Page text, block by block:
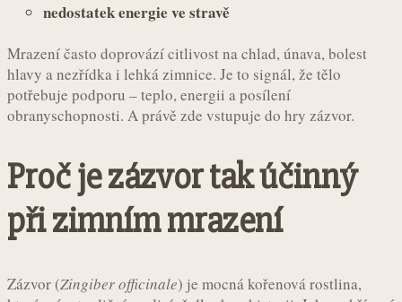
nedostatek energie ve stravě
Mrazení často doprovází citlivost na chlad, únava, bolest
hlavy a nezřídka i lehká zimnice. Je to signál, že tělo
potřebuje podporu – teplo, energii a posílení
obranyschopnosti. A právě zde vstupuje do hry zázvor.
Proč je zázvor tak účinný
při zimním mrazení
Zázvor (Zingiber officinale) je mocná kořenová rostlina,